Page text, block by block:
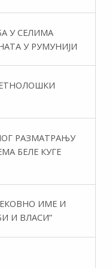
У СЕЛИМА
У РУМУНИЈИ
РАЗМАТРАЊУ
БЕЛЕ КУГЕ
ИМЕ И
И ВЛАСИ”